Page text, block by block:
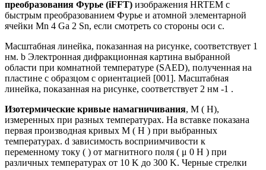
преобразования Фурье (iFFT) изображения HRTEM с
быстрым преобразованием Фурье и атомной элементарной
ячейки Mn 4 Ga 2 Sn, если смотреть со стороны оси c.
Масштабная линейка, показанная на рисунке, соответствует 1
нм. b Электронная дифракционная картина выбранной
области при комнатной температуре (SAED), полученная на
пластине с образцом с ориентацией [001]. Масштабная
линейка, показанная на рисунке, соответствует 2 нм -1 .
Изотермические кривые намагничивания, M ( H),
измеренных при разных температурах. На вставке показана
первая производная кривых M ( H ) при выбранных
температурах. d зависимость восприимчивости к
переменному току ( ) от магнитного поля ( μ 0 H ) при
различных температурах от 10 K до 300 K. Черные стрелки